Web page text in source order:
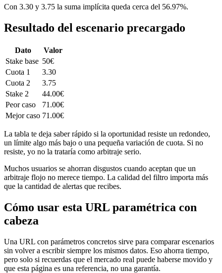
Con 3.30 y 3.75 la suma implícita queda cerca del 56.97%.
Resultado del escenario precargado
Dato
Valor
Stake base 50€
Cuota 1
3.30
Cuota 2
3.75
Stake 2
44.00€
Peor caso
71.00€
Mejor caso 71.00€
La tabla te deja saber rápido si la oportunidad resiste un redondeo,
un límite algo más bajo o una pequeña variación de cuota. Si no
resiste, yo no la trataría como arbitraje serio.
Muchos usuarios se ahorran disgustos cuando aceptan que un
arbitraje flojo no merece tiempo. La calidad del filtro importa más
que la cantidad de alertas que recibes.
Cómo usar esta URL paramétrica con
cabeza
Una URL con parámetros concretos sirve para comparar escenarios
sin volver a escribir siempre los mismos datos. Eso ahorra tiempo,
pero solo si recuerdas que el mercado real puede haberse movido y
que esta página es una referencia, no una garantía.